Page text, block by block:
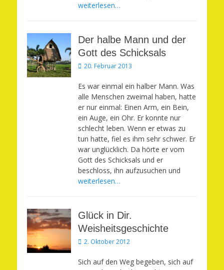
weiterlesen…
Der halbe Mann und der
Gott des Schicksals
Veröffentlicht
20. Februar 2013
Es war einmal ein halber Mann. Was
alle Menschen zweimal haben, hatte
er nur einmal: Einen Arm, ein Bein,
ein Auge, ein Ohr. Er konnte nur
schlecht leben. Wenn er etwas zu
tun hatte, fiel es ihm sehr schwer. Er
war unglücklich. Da hörte er vom
Gott des Schicksals und er
beschloss, ihn aufzusuchen und
weiterlesen…
Glück in Dir.
Weisheitsgeschichte
Veröffentlicht
2. Oktober 2012
Sich auf den Weg begeben, sich auf